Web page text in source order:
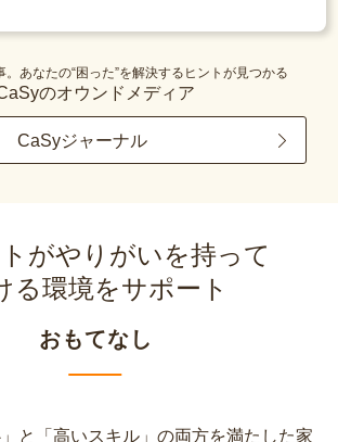
。あなたの“困った”を解決するヒントが見つかる
のオウンドメディア
CaSyジャーナル
がやりがいを持って
る環境をサポート
おもてなし
」と「高いスキル」の両方を満たした家